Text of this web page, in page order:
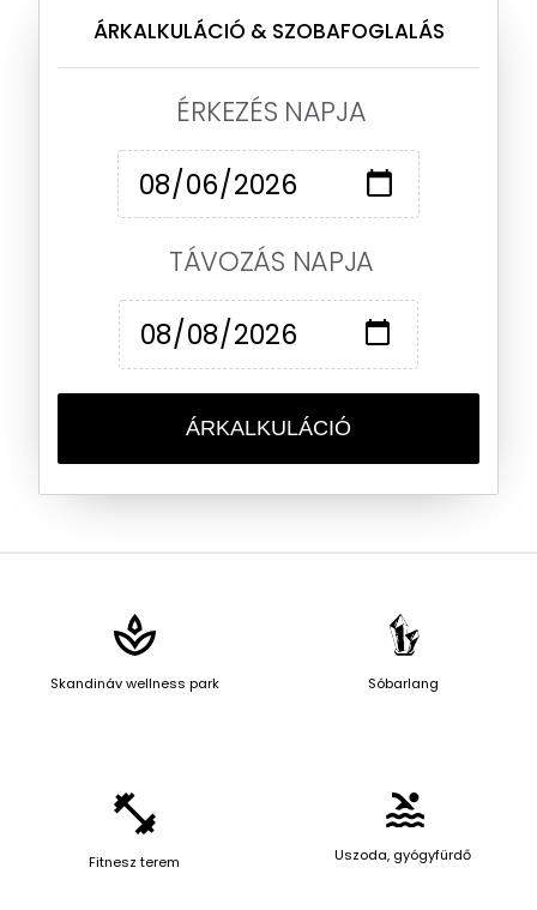
ÁRKALKULÁCIÓ & SZOBAFOGLALÁS
ÉRKEZÉS NAPJA
TÁVOZÁS NAPJA
ÁRKALKULÁCIÓ
Skandináv wellness park Sóbarlang
Fitnesz terem Uszoda, gyógyfürdő